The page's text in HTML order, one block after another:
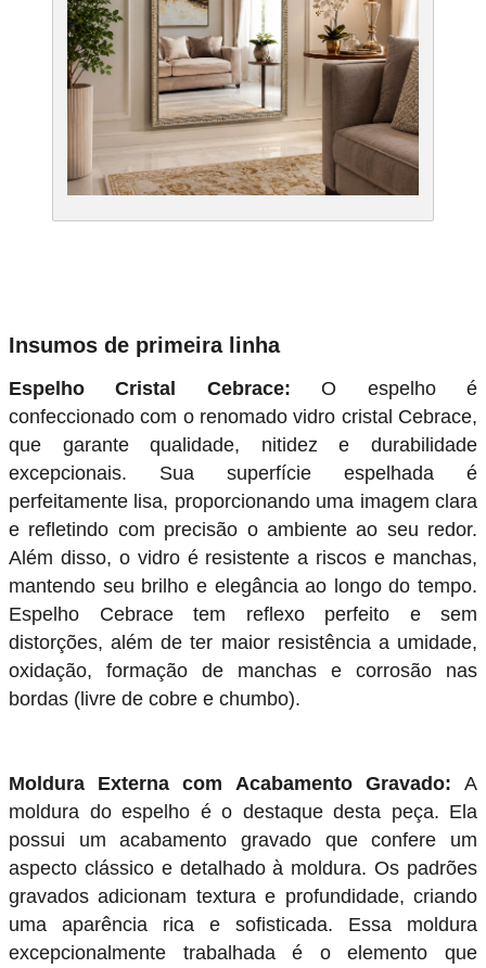
Insumos de primeira linha
Espelho Cristal Cebrace: O espelho é
confeccionado com o renomado vidro cristal Cebrace,
que garante qualidade, nitidez e durabilidade
excepcionais. Sua superfície espelhada é
perfeitamente lisa, proporcionando uma imagem clara
e refletindo com precisão o ambiente ao seu redor.
Além disso, o vidro é resistente a riscos e manchas,
mantendo seu brilho e elegância ao longo do tempo.
Espelho Cebrace tem reflexo perfeito e sem
distorções, além de ter maior resistência a umidade,
oxidação, formação de manchas e corrosão nas
bordas (livre de cobre e chumbo).
Moldura Externa com Acabamento Gravado: A
moldura do espelho é o destaque desta peça. Ela
possui um acabamento gravado que confere um
aspecto clássico e detalhado à moldura. Os padrões
gravados adicionam textura e profundidade, criando
uma aparência rica e sofisticada. Essa moldura
excepcionalmente trabalhada é o elemento que